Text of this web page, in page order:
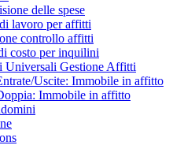
delle spese
lavoro per affitti
controllo affitti
costo per inquilini
Universali Gestione Affitti
Uscite: Immobile in affitto
Immobile in affitto